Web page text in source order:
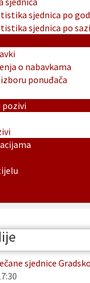
sjednica po
sjednica po
o nabavkama
ponuđača
pozivi
sjednice